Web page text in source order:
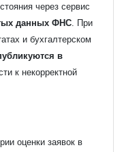
через сервис
данных ФНС . При
и бухгалтерском
в
к некорректной
оценки заявок в